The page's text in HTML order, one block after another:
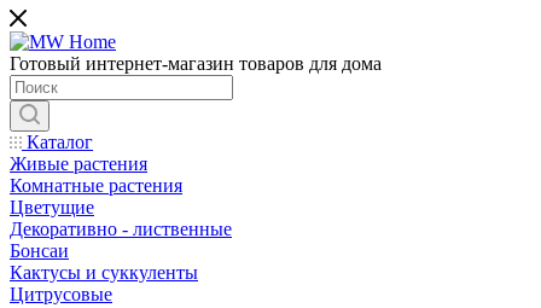
Готовый интернет-магазин товаров для дома
Каталог
Живые растения
Комнатные растения
Цветущие
Декоративно - лиственные
Бонсаи
Кактусы и суккуленты
Цитрусовые